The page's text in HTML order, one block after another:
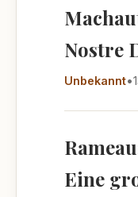
Nostre
Unbekannt•
Eine